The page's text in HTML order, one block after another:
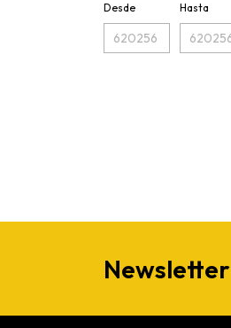
Desde Hasta
Newsletter